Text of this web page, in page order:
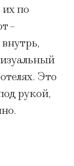
по
–
Это
рукой,